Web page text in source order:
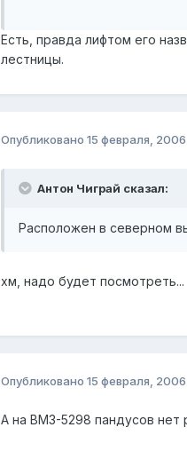
Есть, правда лифтом его
лестницы.
Опубликовано 15 февраля, 2006
Антон Чиграй сказал:
Расположен в северном
хм, надо будет посмотреть...
Опубликовано 15 февраля, 2006
А на ВМЗ-5298 пандусов нет